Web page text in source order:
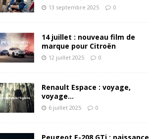
13 septembre 2025 0
14 juillet : nouveau film de
marque pour Citroën
12 juillet 2025 0
Renault Espace : voyage,
voyage…
6 juillet 2025 0